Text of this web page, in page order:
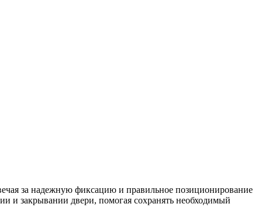
за надежную фиксацию и правильное позиционирование
и закрывании двери, помогая сохранять необходимый